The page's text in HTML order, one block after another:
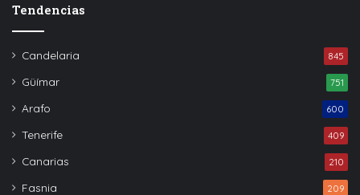
Tendencias
Candelaria 845
Güímar 751
Arafo 600
Tenerife 409
Canarias 210
Fasnia 209